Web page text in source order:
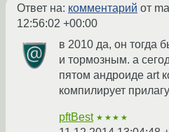
Ответ на: комментарий от
12:56:02 +00:00
в 2010 да, он тогда
и тормозным. а
пятом андроиде art
компилирует
pftBest ★★★★